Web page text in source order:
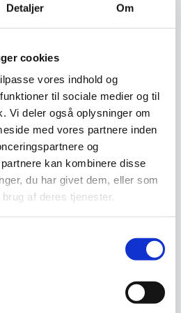
Detaljer Om
cookies
vores indhold og
til sociale medier og til
Vi deler også oplysninger om
med vores partnere inden
og
kan kombinere disse
du har givet dem, eller som
af deres tjenester.
Klik her
her
Angel hylde i massiv